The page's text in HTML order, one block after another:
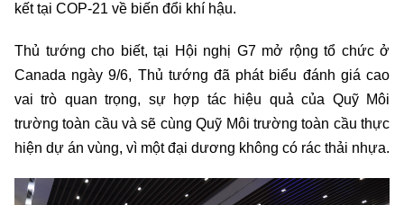
kết tại COP-21 về biến đổi khí hậu.
Thủ tướng cho biết, tại Hội nghị G7 mở rộng tổ chức ở
Canada ngày 9/6, Thủ tướng đã phát biểu đánh giá cao
vai trò quan trọng, sự hợp tác hiệu quả của Quỹ Môi
trường toàn cầu và sẽ cùng Quỹ Môi trường toàn cầu thực
hiện dự án vùng, vì một đại dương không có rác thải nhựa.